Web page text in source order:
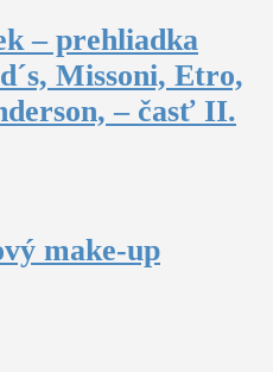
– prehliadka
Missoni, Etro,
– časť II.
make-up